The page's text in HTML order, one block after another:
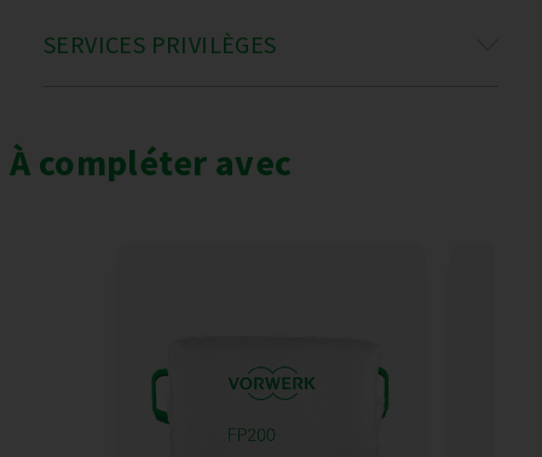
SERVICES PRIVILÈGES
À compléter avec